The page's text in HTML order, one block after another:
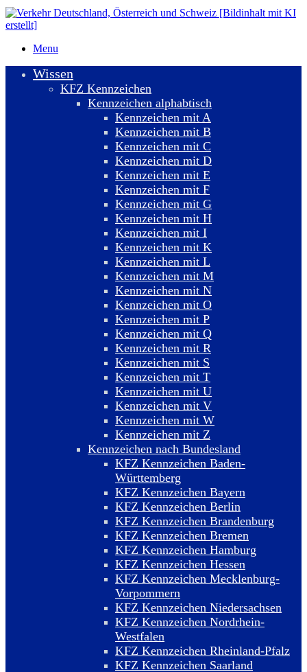
Menu
Wissen
KFZ Kennzeichen
Kennzeichen alphabtisch
Kennzeichen mit A
Kennzeichen mit B
Kennzeichen mit C
Kennzeichen mit D
Kennzeichen mit E
Kennzeichen mit F
Kennzeichen mit G
Kennzeichen mit H
Kennzeichen mit I
Kennzeichen mit K
Kennzeichen mit L
Kennzeichen mit M
Kennzeichen mit N
Kennzeichen mit O
Kennzeichen mit P
Kennzeichen mit Q
Kennzeichen mit R
Kennzeichen mit S
Kennzeichen mit T
Kennzeichen mit U
Kennzeichen mit V
Kennzeichen mit W
Kennzeichen mit Z
Kennzeichen nach Bundesland
KFZ Kennzeichen Baden-
Württemberg
KFZ Kennzeichen Bayern
KFZ Kennzeichen Berlin
KFZ Kennzeichen Brandenburg
KFZ Kennzeichen Bremen
KFZ Kennzeichen Hamburg
KFZ Kennzeichen Hessen
KFZ Kennzeichen Mecklenburg-
Vorpommern
KFZ Kennzeichen Niedersachsen
KFZ Kennzeichen Nordrhein-
Westfalen
KFZ Kennzeichen Rheinland-Pfalz
KFZ Kennzeichen Saarland